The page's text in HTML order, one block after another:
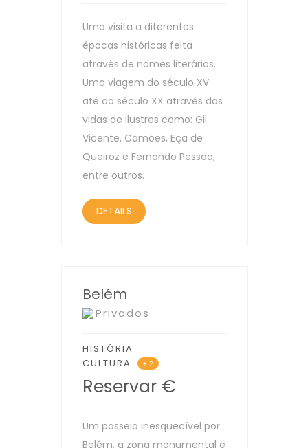
Uma visita a diferentes
épocas históricas feita
através de nomes literários.
Uma viagem do século XV
até ao século XX através das
vidas de ilustres como: Gil
Vicente, Camões, Eça de
Queiroz e Fernando Pessoa,
entre outros.
DETAILS
Belém
Privados
HISTÓRIA
CULTURA
+ 2
Reservar €
Um passeio inesquecível por
Belém, a zona monumental e